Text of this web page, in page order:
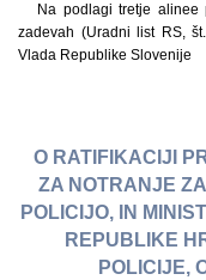
Na podlagi tretje alinee
zadevah (Uradni list RS,
Vlada Republike Slovenije
O RATIFIKACIJI
ZA NOTRANJE
POLICIJO, IN
REPUBLIKE
POLICIJE,